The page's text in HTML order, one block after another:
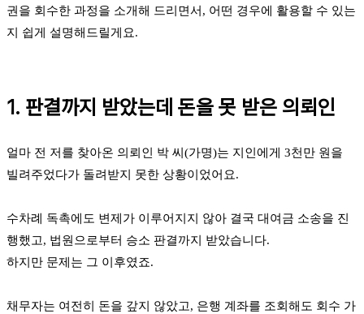
권을 회수한 과정을 소개해 드리면서, 어떤 경우에 활용할 수 있는
지 쉽게 설명해드릴게요.
1. 판결까지 받았는데 돈을 못 받은 의뢰인
얼마 전 저를 찾아온 의뢰인 박 씨(가명)는 지인에게 3천만 원을
빌려주었다가 돌려받지 못한 상황이었어요.
수차례 독촉에도 변제가 이루어지지 않아 결국 대여금 소송을 진
행했고, 법원으로부터 승소 판결까지 받았습니다.
하지만 문제는 그 이후였죠.
채무자는 여전히 돈을 갚지 않았고, 은행 계좌를 조회해도 회수 가